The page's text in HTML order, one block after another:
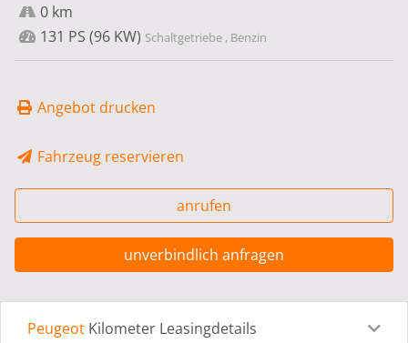
0 km
131 PS (96 KW) Schaltgetriebe , Benzin
Angebot drucken
Fahrzeug reservieren
anrufen
unverbindlich anfragen
Leasingdetails Fahrzeugdetails
Peugeot Kilometer Leasingdetails